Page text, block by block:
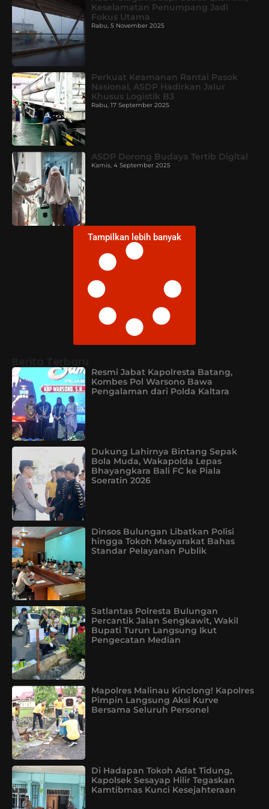
Keselamatan Penumpang Jadi
Fokus Utama
Rabu, 5 November 2025
Perkuat Keamanan Rantai Pasok
Nasional, ASDP Hadirkan Jalur
Khusus Logistik B3
Rabu, 17 September 2025
ASDP Dorong Budaya Tertib Digital
Kamis, 4 September 2025
Tampilkan lebih banyak
Resmi Jabat Kapolresta Batang,
Kombes Pol Warsono Bawa
Pengalaman dari Polda Kaltara
Dukung Lahirnya Bintang Sepak
Bola Muda, Wakapolda Lepas
Bhayangkara Bali FC ke Piala
Soeratin 2026
Dinsos Bulungan Libatkan Polisi
hingga Tokoh Masyarakat Bahas
Standar Pelayanan Publik
Satlantas Polresta Bulungan
Percantik Jalan Sengkawit, Wakil
Bupati Turun Langsung Ikut
Pengecatan Median
Mapolres Malinau Kinclong! Kapolres
Pimpin Langsung Aksi Kurve
Bersama Seluruh Personel
Di Hadapan Tokoh Adat Tidung,
Kapolsek Sesayap Hilir Tegaskan
Kamtibmas Kunci Kesejahteraan